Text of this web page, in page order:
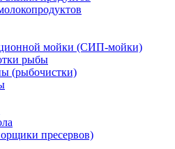
мойки (СИП-мойки)
рыбы
(рыбочистки)
пресервов)